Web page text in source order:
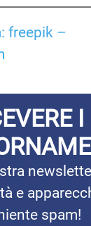
freepik –
e
spam!